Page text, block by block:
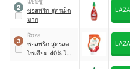
2
ซอสพริก สูตรเผ็ด
มาก
3
Roza
ซอสพริก สูตรลด
โซเดียม 40% ไม่มี